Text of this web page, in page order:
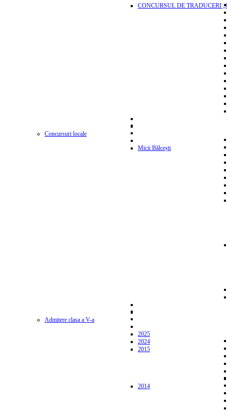
CONCURSUL DE TRADUCERI
Concursuri locale
Micii Bălcești
Admitere clasa a V-a
2025
2024
2015
2014